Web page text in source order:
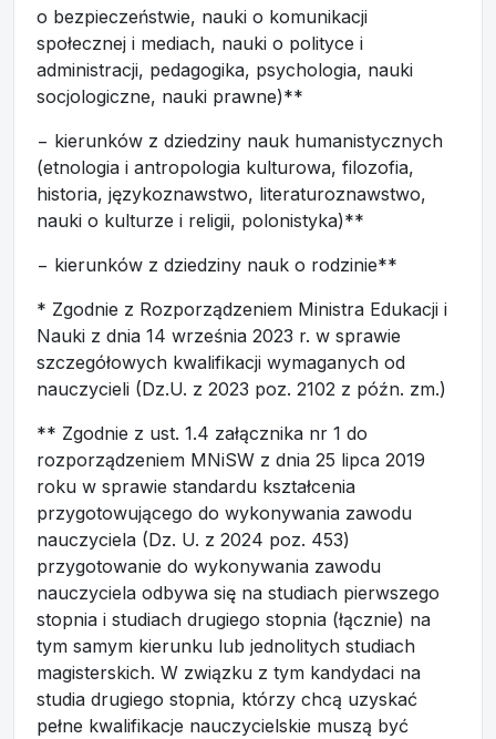
o bezpieczeństwie, nauki o komunikacji
społecznej i mediach, nauki o polityce i
administracji, pedagogika, psychologia, nauki
socjologiczne, nauki prawne)**
− kierunków z dziedziny nauk humanistycznych
(etnologia i antropologia kulturowa, filozofia,
historia, językoznawstwo, literaturoznawstwo,
nauki o kulturze i religii, polonistyka)**
− kierunków z dziedziny nauk o rodzinie**
* Zgodnie z Rozporządzeniem Ministra Edukacji i
Nauki z dnia 14 września 2023 r. w sprawie
szczegółowych kwalifikacji wymaganych od
nauczycieli (Dz.U. z 2023 poz. 2102 z późn. zm.)
** Zgodnie z ust. 1.4 załącznika nr 1 do
rozporządzeniem MNiSW z dnia 25 lipca 2019
roku w sprawie standardu kształcenia
przygotowującego do wykonywania zawodu
nauczyciela (Dz. U. z 2024 poz. 453)
przygotowanie do wykonywania zawodu
nauczyciela odbywa się na studiach pierwszego
stopnia i studiach drugiego stopnia (łącznie) na
tym samym kierunku lub jednolitych studiach
magisterskich. W związku z tym kandydaci na
studia drugiego stopnia, którzy chcą uzyskać
pełne kwalifikacje nauczycielskie muszą być